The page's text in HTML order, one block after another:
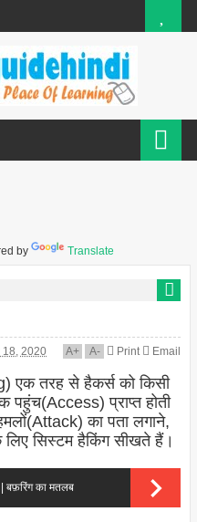
by Translate
18, 2020 A+ A- Print Email
एक तरह से हैकर्स को किसी
प्राप्त होती
का पता लगाने,
सिस्टम हैकिंग सीखते हैं।
का मतलब